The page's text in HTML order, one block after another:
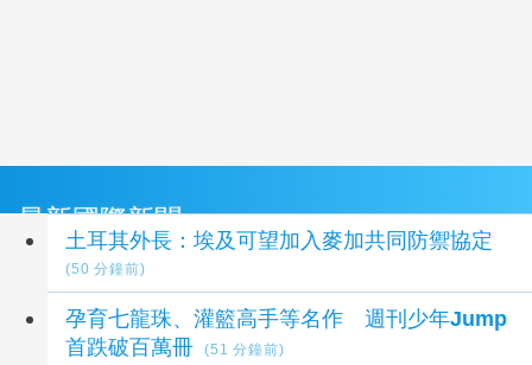
最新國際新聞
土耳其外長：埃及可望加入麥加共同防禦協定
(50 分鐘前)
孕育七龍珠、灌籃高手等名作 週刊少年Jump
首跌破百萬冊
(51 分鐘前)